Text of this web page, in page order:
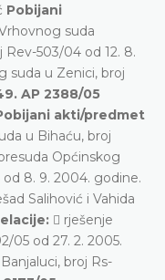
Pobijani
suda
503/04 od 12. 8.
suda u Zenici, broj
AP 2388/05
akti/predmet
u Bihaću, broj
Općinskog
8. 9. 2004. godine.
Salihović i Vahida
 rješenje
05 od 27. 2. 2005.
broj Rs-